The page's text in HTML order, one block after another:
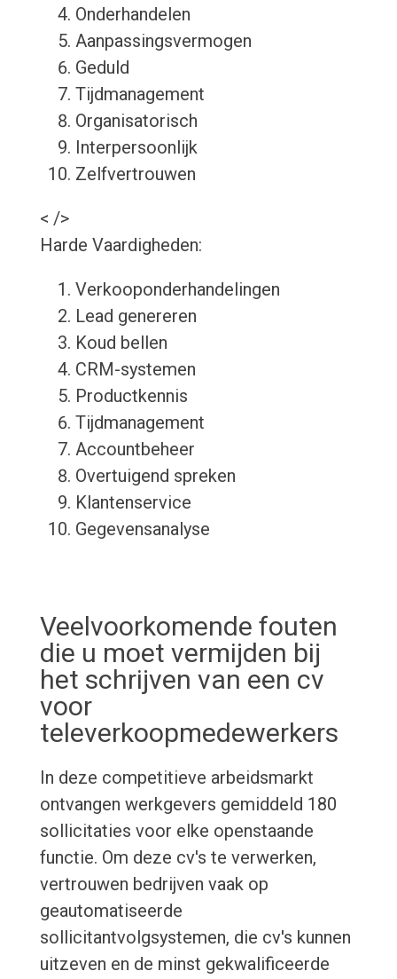
Onderhandelen
Aanpassingsvermogen
Geduld
Tijdmanagement
Organisatorisch
Interpersoonlijk
Zelfvertrouwen
< />
Harde Vaardigheden:
Verkooponderhandelingen
Lead genereren
Koud bellen
CRM-systemen
Productkennis
Tijdmanagement
Accountbeheer
Overtuigend spreken
Klantenservice
Gegevensanalyse
Veelvoorkomende fouten
die u moet vermijden bij
het schrijven van een cv
voor
televerkoopmedewerkers
In deze competitieve arbeidsmarkt
ontvangen werkgevers gemiddeld 180
sollicitaties voor elke openstaande
functie. Om deze cv's te verwerken,
vertrouwen bedrijven vaak op
geautomatiseerde
sollicitantvolgsystemen, die cv's kunnen
uitzeven en de minst gekwalificeerde